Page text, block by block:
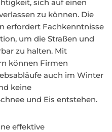
sich auf einen
zu können. Die
erfordert Fachkenntnisse
um die Straßen und
zu halten. Mit
können Firmen
auch im Winter
keine
und Eis entstehen.
effektive